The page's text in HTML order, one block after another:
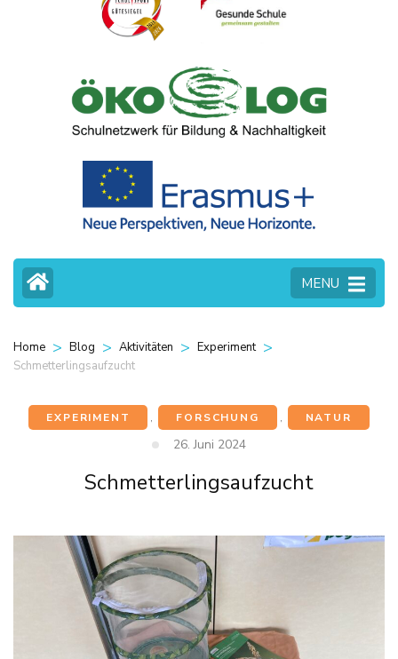
MENU
Home > Blog > Aktivitäten > Experiment >
Schmetterlingsaufzucht
EXPERIMENT , FORSCHUNG , NATUR
26. Juni 2024
Schmetterlingsaufzucht